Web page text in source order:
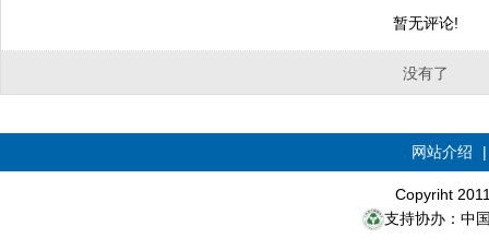
暂无评论!
没有了
网站介绍
Copyriht
支持协办：中